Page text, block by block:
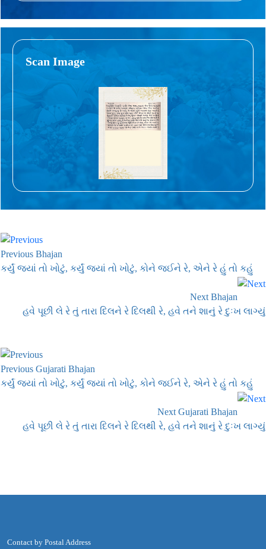
Scan Image
Previous Bhajan
કર્યું જ્યાં તો ખોટું, કર્યું જ્યાં તો ખોટું, કોને જઈને રે, એને રે હું તો કહું
Next Bhajan
હવે પૂછી લે રે તું તારા દિલને રે દિલથી રે, હવે તને શાનું રે દુઃખ લાગ્યું
Previous Gujarati Bhajan
કર્યું જ્યાં તો ખોટું, કર્યું જ્યાં તો ખોટું, કોને જઈને રે, એને રે હું તો કહું
Next Gujarati Bhajan
હવે પૂછી લે રે તું તારા દિલને રે દિલથી રે, હવે તને શાનું રે દુઃખ લાગ્યું
Contact by Postal Address